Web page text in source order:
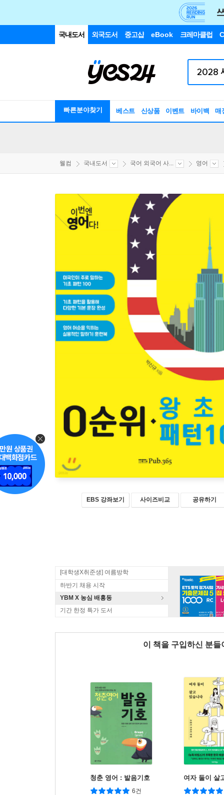
국내도서 외국도서 중고샵 eBook 크레마클럽
빠른분야찾기 베스트 신상품 이벤트 바이백 매
웰컴 국내도서 국어 외국어 사... 영어
EBS 강좌보기 사이즈비교 공유하기
[대학생X취준생] 여름방학
하반기 채용 시작
YBM X 농심 배홍동
기간 한정 특가 도서
이 책을 구입하신 분
청춘 영어 : 발음기호
6건
여자 둘이 살